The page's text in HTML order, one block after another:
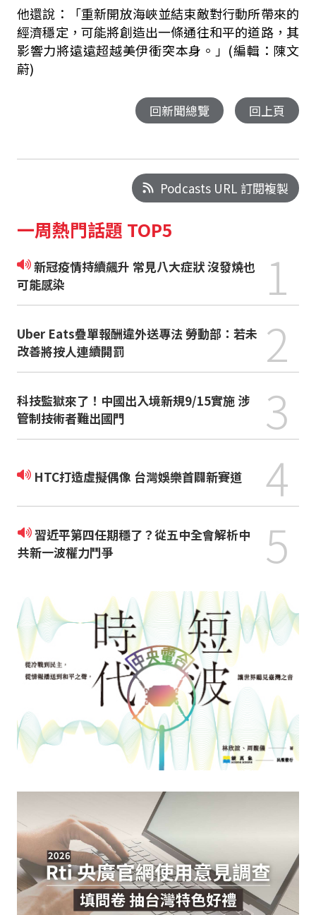
他還說：「重新開放海峽並結束敵對行動所帶來的
經濟穩定，可能將創造出一條通往和平的道路，其
影響力將遠遠超越美伊衝突本身。」(編輯：陳文
蔚)
回新聞總覽 回上頁
Podcasts URL 訂閱複製
一周熱門話題 TOP5
新冠疫情持續飆升 常見八大症狀 沒發燒也
可能感染
1
Uber Eats疊單報酬違外送專法 勞動部：若未
改善將按人連續開罰
2
科技監獄來了！中國出入境新規9/15實施 涉
管制技術者難出國門
3
HTC打造虛擬偶像 台灣娛樂首闢新賽道 4
習近平第四任期穩了？從五中全會解析中
共新一波權力鬥爭
5